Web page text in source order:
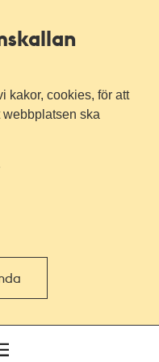
kakor, cookies, för att
ska